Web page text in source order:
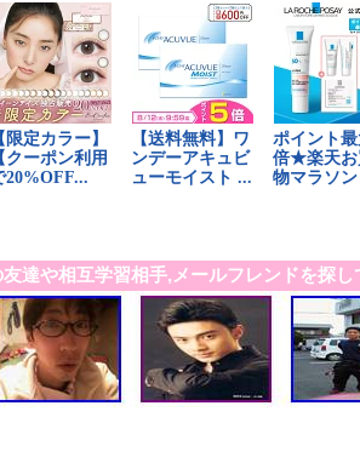
達や相互学習相手,メールフレンドを探し